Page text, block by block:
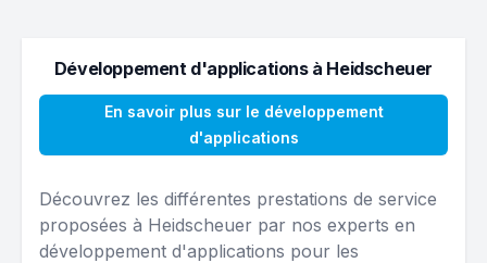
Développement d'applications à Heidscheuer
En savoir plus sur le développement
d'applications
Découvrez les différentes prestations de service
proposées à Heidscheuer par nos experts en
développement d'applications pour les